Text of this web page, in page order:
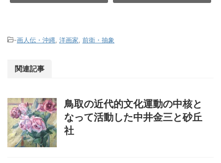
-画人伝・沖縄, 洋画家, 前衛・抽象
関連記事
鳥取の近代的文化運動の中核と
なって活動した中井金三と砂丘
社